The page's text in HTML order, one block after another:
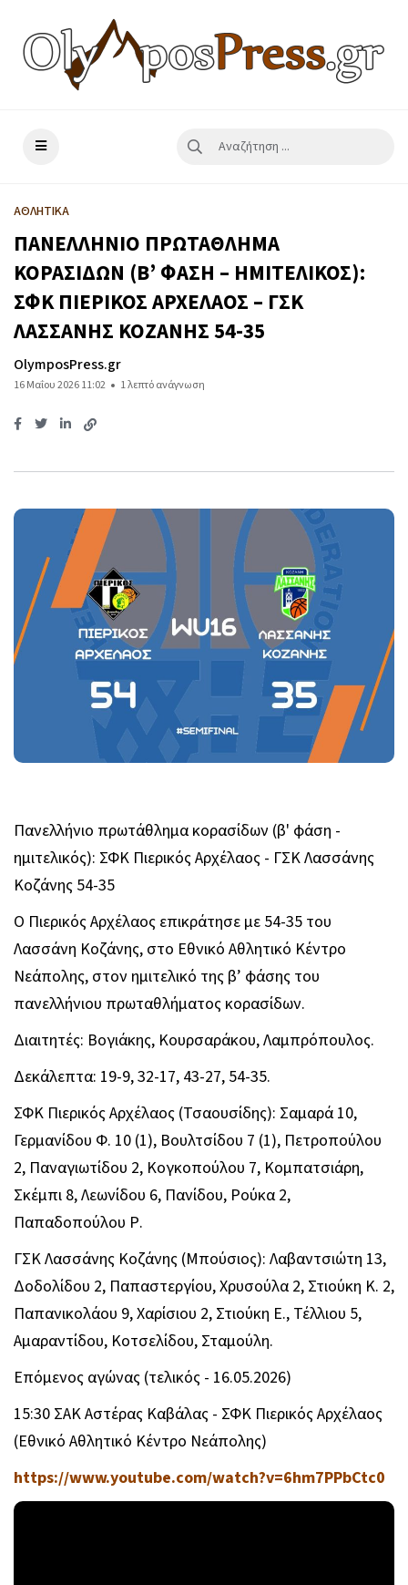
ΑΘΛΗΤΙΚΑ
ΠΑΝΕΛΛΗΝΙΟ ΠΡΩΤΑΘΛΗΜΑ
ΚΟΡΑΣΙΔΩΝ (Β’ ΦΑΣΗ – ΗΜΙΤΕΛΙΚΟΣ):
ΣΦΚ ΠΙΕΡΙΚΟΣ ΑΡΧΕΛΑΟΣ – ΓΣΚ
ΛΑΣΣΑΝΗΣ ΚΟΖΑΝΗΣ 54-35
OlymposPress.gr
16 Μαΐου 2026 11:02 1 λεπτό ανάγνωση
Πανελλήνιο πρωτάθλημα κορασίδων (β' φάση -
ημιτελικός): ΣΦΚ Πιερικός Αρχέλαος - ΓΣΚ Λασσάνης
Κοζάνης 54-35
Ο Πιερικός Αρχέλαος επικράτησε με 54-35 του
Λασσάνη Κοζάνης, στο Εθνικό Αθλητικό Κέντρο
Νεάπολης, στον ημιτελικό της β’ φάσης του
πανελλήνιου πρωταθλήματος κορασίδων.
Διαιτητές: Βογιάκης, Κουρσαράκου, Λαμπρόπουλος.
Δεκάλεπτα: 19-9, 32-17, 43-27, 54-35.
ΣΦΚ Πιερικός Αρχέλαος (Τσαουσίδης): Σαμαρά 10,
Γερμανίδου Φ. 10 (1), Βουλτσίδου 7 (1), Πετροπούλου
2, Παναγιωτίδου 2, Κογκοπούλου 7, Κομπατσιάρη,
Σκέμπι 8, Λεωνίδου 6, Πανίδου, Ρούκα 2,
Παπαδοπούλου Ρ.
ΓΣΚ Λασσάνης Κοζάνης (Μπούσιος): Λαβαντσιώτη 13,
Δοδολίδου 2, Παπαστεργίου, Χρυσούλα 2, Στιούκη Κ. 2,
Παπανικολάου 9, Χαρίσιου 2, Στιούκη Ε., Τέλλιου 5,
Αμαραντίδου, Κοτσελίδου, Σταμούλη.
Επόμενος αγώνας (τελικός - 16.05.2026)
15:30 ΣΑΚ Αστέρας Καβάλας - ΣΦΚ Πιερικός Αρχέλαος
(Εθνικό Αθλητικό Κέντρο Νεάπολης)
https://www.youtube.com/watch?v=6hm7PPbCtc0